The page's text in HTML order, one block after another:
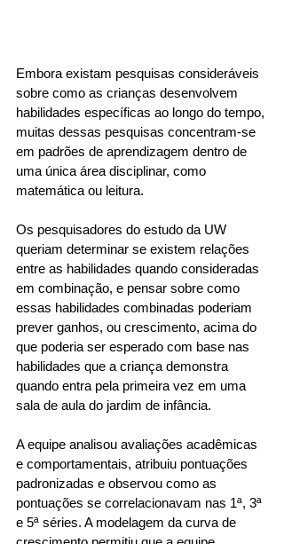
Embora existam pesquisas consideráveis
sobre como as crianças desenvolvem
habilidades específicas ao longo do tempo,
muitas dessas pesquisas concentram-se
em padrões de aprendizagem dentro de
uma única área disciplinar, como
matemática ou leitura.
Os pesquisadores do estudo da UW
queriam determinar se existem relações
entre as habilidades quando consideradas
em combinação, e pensar sobre como
essas habilidades combinadas poderiam
prever ganhos, ou crescimento, acima do
que poderia ser esperado com base nas
habilidades que a criança demonstra
quando entra pela primeira vez em uma
sala de aula do jardim de infância.
A equipe analisou avaliações acadêmicas
e comportamentais, atribuiu pontuações
padronizadas e observou como as
pontuações se correlacionavam nas 1ª, 3ª
e 5ª séries. A modelagem da curva de